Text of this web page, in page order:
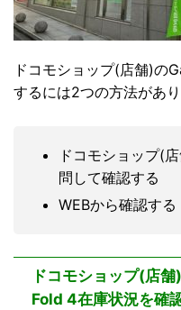
ドコモショップ(店舗)の
するには2つの方法があり
ドコモショップ(
問して確認する
WEBから確認する
ドコモショップ(店
Fold 4在庫状況を確